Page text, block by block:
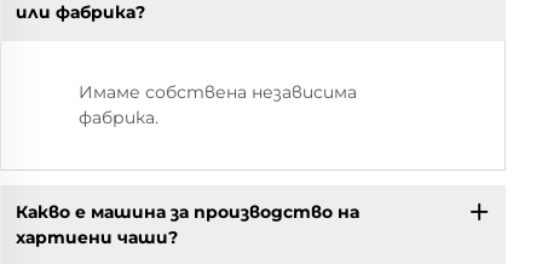
или фабрика?
Имаме собствена независима
фабрика.
Какво е машина за производство на
хартиени чаши?